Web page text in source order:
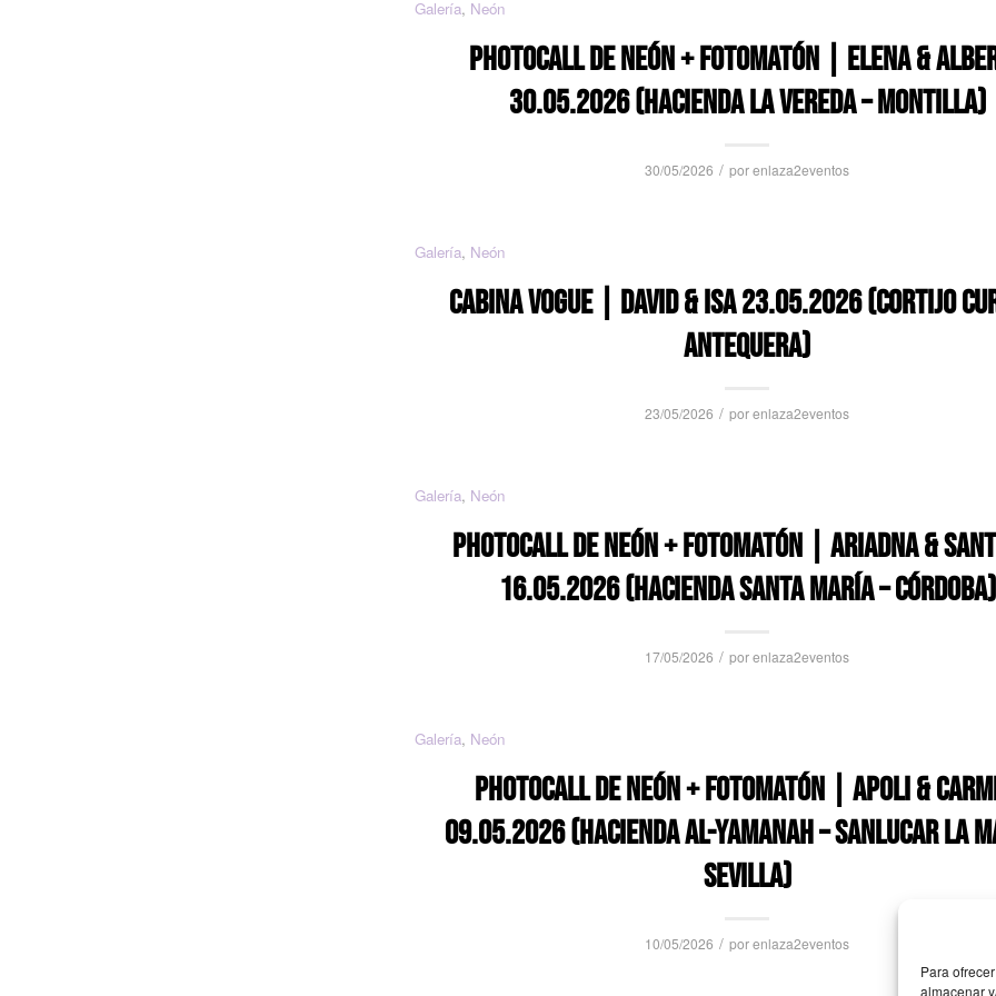
Para
almacenar
Galería, Neón
PHOTOCALL DE NEÓN + FOTOMATÓN | ELENA &
30.05.2026 (HACIENDA LA VEREDA – MONTILLA)
30/05/2026 / porenlaza2eventos
Galería, Neón
CABINA VOGUE | DAVID & ISA 23.05.2026 (CORTIJO
ANTEQUERA)
23/05/2026 / porenlaza2eventos
Galería, Neón
PHOTOCALL DE NEÓN + FOTOMATÓN | ARIADNA &
16.05.2026 (HACIENDA SANTA MARÍA – CÓRDOBA)
17/05/2026 / porenlaza2eventos
Galería, Neón
PHOTOCALL DE NEÓN + FOTOMATÓN | APOLI &
09.05.2026 (HACIENDA AL-YAMANAH – SANLUCAR LA
SEVILLA)
10/05/2026 / porenlaza2eventos